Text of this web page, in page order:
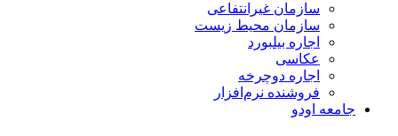
سازمان غیرانتفاعی
سازمان محیط زیست
اجاره بیلبورد
عکاسی
اجاره دوچرخه
فروشنده نرم‌افزار
جامعه اودو